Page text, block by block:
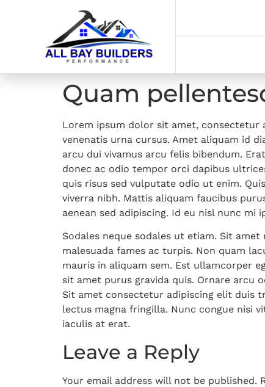
Quam
Lorem ipsum dolor sit amet, consectetur
venenatis urna cursus. Amet aliquam id
arcu dui vivamus arcu felis bibendum.
donec ac odio tempor orci dapibus
quis risus sed vulputate odio ut enim.
viverra nibh. Mattis aliquam faucibus
aenean sed adipiscing. Id eu nisl nunc mi
Sodales neque sodales ut etiam. Sit
malesuada fames ac turpis. Non quam
mauris in aliquam sem. Est ullamcorper
sit amet purus gravida quis. Ornare arcu
Sit amet consectetur adipiscing elit duis
lectus magna fringilla. Nunc congue nisi
iaculis at erat.
Leave a Reply
Your email address will not be published.